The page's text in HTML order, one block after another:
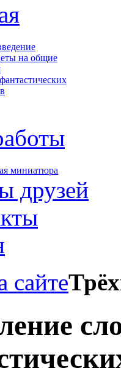
на общие
фантастических
миниатюра
друзей
сайте